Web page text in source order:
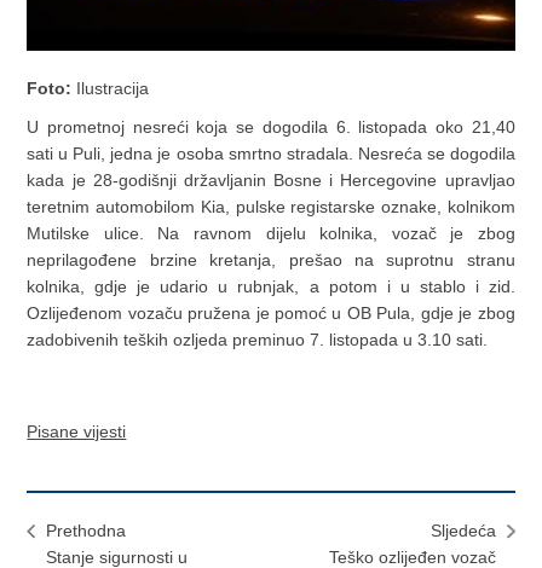
Foto: Ilustracija
U prometnoj nesreći koja se dogodila 6. listopada oko 21,40
sati u Puli, jedna je osoba smrtno stradala. Nesreća se dogodila
kada je 28-godišnji državljanin Bosne i Hercegovine upravljao
teretnim automobilom Kia, pulske registarske oznake, kolnikom
Mutilske ulice. Na ravnom dijelu kolnika, vozač je zbog
neprilagođene brzine kretanja, prešao na suprotnu stranu
kolnika, gdje je udario u rubnjak, a potom i u stablo i zid.
Ozlijeđenom vozaču pružena je pomoć u OB Pula, gdje je zbog
zadobivenih teških ozljeda preminuo 7. listopada u 3.10 sati.
Pisane vijesti
Prethodna
Stanje sigurnosti u
Sljedeća
Teško ozlijeđen vozač